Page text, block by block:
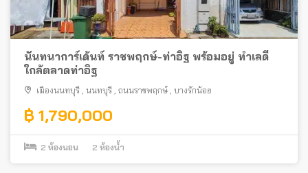
นันทนาการ์เด้นท์ ราชพฤกษ์-ท่าอิฐ พร้อมอยู่ ทำเลดี
ใกล้ตลาดท่าอิฐ
เมืองนนทบุรี นนทบุรี ถนนราชพฤกษ์ บางรักน้อย
฿ 1,790,000
2 ห้องนอน 2 ห้องน้ำ